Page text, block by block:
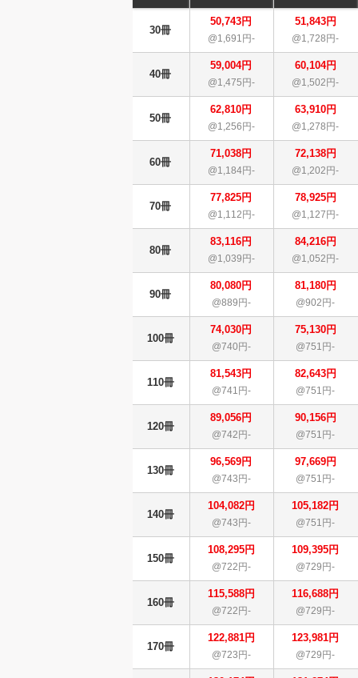
30冊
50,743円
@1,691円-
51,843円
@1,728円-
40冊
59,004円
@1,475円-
60,104円
@1,502円-
50冊
62,810円
@1,256円-
63,910円
@1,278円-
60冊
71,038円
@1,184円-
72,138円
@1,202円-
70冊
77,825円
@1,112円-
78,925円
@1,127円-
80冊
83,116円
@1,039円-
84,216円
@1,052円-
90冊
80,080円
@889円-
81,180円
@902円-
100冊
74,030円
@740円-
75,130円
@751円-
110冊
81,543円
@741円-
82,643円
@751円-
120冊
89,056円
@742円-
90,156円
@751円-
130冊
96,569円
@743円-
97,669円
@751円-
140冊
104,082円
@743円-
105,182円
@751円-
150冊
108,295円
@722円-
109,395円
@729円-
160冊
115,588円
@722円-
116,688円
@729円-
170冊
122,881円
@723円-
123,981円
@729円-